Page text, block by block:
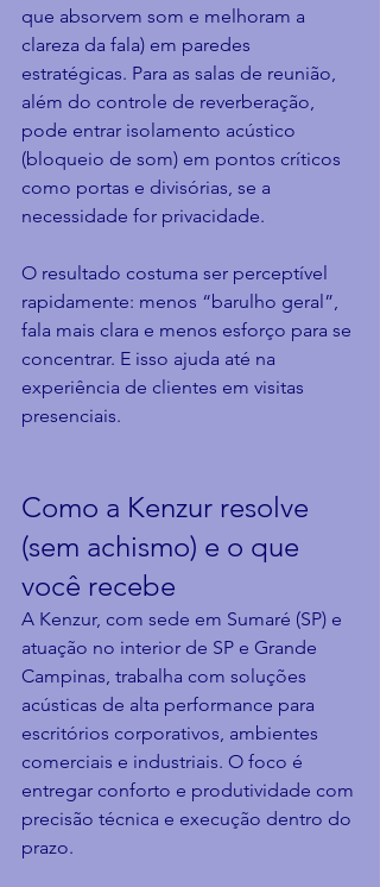
que absorvem som e melhoram a
clareza da fala) em paredes
estratégicas. Para as salas de reunião,
além do controle de reverberação,
pode entrar isolamento acústico
(bloqueio de som) em pontos críticos
como portas e divisórias, se a
necessidade for privacidade.
O resultado costuma ser perceptível
rapidamente: menos “barulho geral”,
fala mais clara e menos esforço para se
concentrar. E isso ajuda até na
experiência de clientes em visitas
presenciais.
Como a Kenzur resolve
(sem achismo) e o que
você recebe
A Kenzur, com sede em Sumaré (SP) e
atuação no interior de SP e Grande
Campinas, trabalha com soluções
acústicas de alta performance para
escritórios corporativos, ambientes
comerciais e industriais. O foco é
entregar conforto e produtividade com
precisão técnica e execução dentro do
prazo.